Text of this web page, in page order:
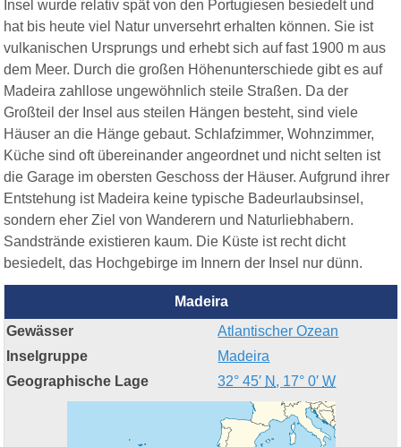
Insel wurde relativ spät von den Portugiesen besiedelt und
hat bis heute viel Natur unversehrt erhalten können. Sie ist
vulkanischen Ursprungs und erhebt sich auf fast 1900 m aus
dem Meer. Durch die großen Höhenunterschiede gibt es auf
Madeira zahllose ungewöhnlich steile Straßen. Da der
Großteil der Insel aus steilen Hängen besteht, sind viele
Häuser an die Hänge gebaut. Schlafzimmer, Wohnzimmer,
Küche sind oft übereinander angeordnet und nicht selten ist
die Garage im obersten Geschoss der Häuser. Aufgrund ihrer
Entstehung ist Madeira keine typische Badeurlaubsinsel,
sondern eher Ziel von Wanderern und Naturliebhabern.
Sandstrände existieren kaum. Die Küste ist recht dicht
besiedelt, das Hochgebirge im Innern der Insel nur dünn.
Madeira
Gewässer
Atlantischer Ozean
Inselgruppe
Madeira
Geographische Lage
32° 45′ N , 17° 0′W